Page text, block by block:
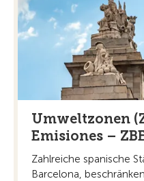
Umweltzonen
Emisiones –
Zahlreiche spanische
Barcelona,